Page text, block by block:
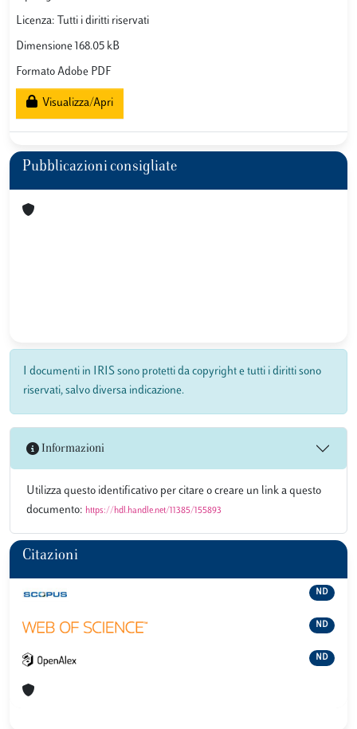
Licenza: Tutti i diritti riservati
Dimensione 168.05 kB
Formato Adobe PDF
Visualizza/Apri
Pubblicazioni consigliate
I documenti in IRIS sono protetti da copyright e tutti i diritti sono
riservati, salvo diversa indicazione.
Informazioni
Utilizza questo identificativo per citare o creare un link a questo
documento: https://hdl.handle.net/11385/155893
Citazioni
ND
ND
ND